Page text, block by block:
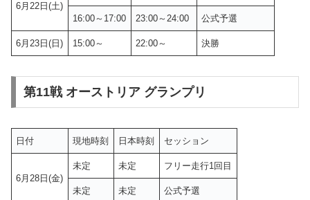
6月22日(土)
16:00～17:00 23:00～24:00 公式予選
6月23日(日) 15:00～ 22:00～ 決勝
第11戦 オーストリア グランプリ
日付 現地時刻 日本時刻 セッション
6月28日(金)
未定 未定 フリー走行1回目
未定 未定 公式予選